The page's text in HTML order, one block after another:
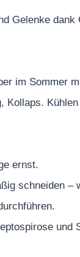
Gelenke
im Sommer
Kollaps.
ernst.
schneiden –